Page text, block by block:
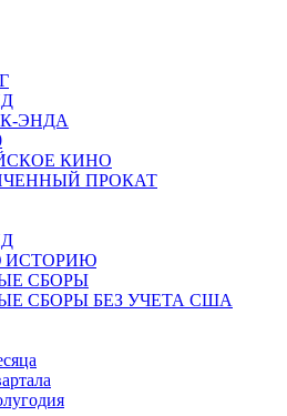
ЭНДА
КИНО
ПРОКАТ
ИСТОРИЮ
СБОРЫ
СБОРЫ БЕЗ УЧЕТА США